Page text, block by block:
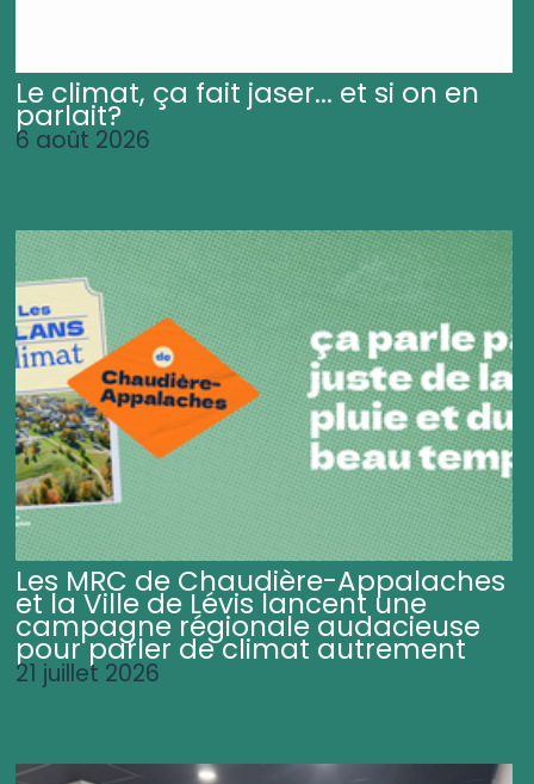
Le climat, ça fait jaser... et si on en
parlait?
6 août 2026
Les MRC de Chaudière-Appalaches
et la Ville de Lévis lancent une
campagne régionale audacieuse
pour parler de climat autrement
21 juillet 2026